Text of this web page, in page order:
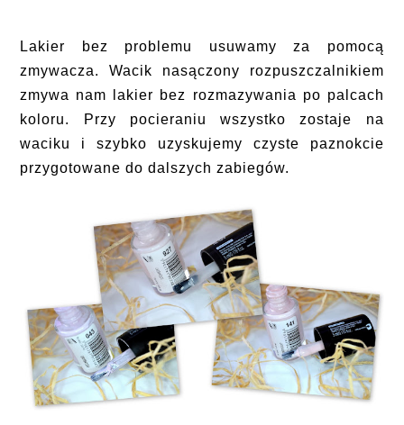
Lakier bez problemu usuwamy za pomocą
zmywacza. Wacik nasączony rozpuszczalnikiem
zmywa nam lakier bez rozmazywania po palcach
koloru. Przy pocieraniu wszystko zostaje na
waciku i szybko uzyskujemy czyste paznokcie
przygotowane do dalszych zabiegów.